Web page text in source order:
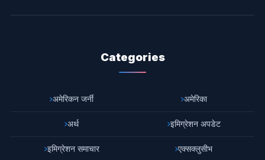
Categories
अमेरिकन जर्नी अमेरिका
अर्थ इमिग्रेशन अपडेट
इमिग्रेशन समाचार एक्सक्लुसीभ